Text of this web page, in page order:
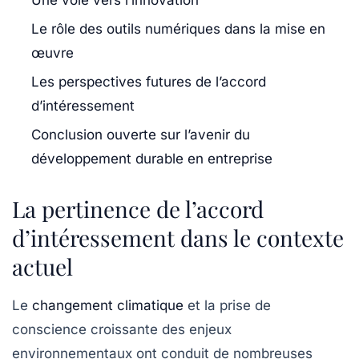
Le rôle des outils numériques dans la mise en
œuvre
Les perspectives futures de l’accord
d’intéressement
Conclusion ouverte sur l’avenir du
développement durable en entreprise
La pertinence de l’accord
d’intéressement dans le contexte
actuel
Le changement climatique et la prise de
conscience croissante des enjeux
environnementaux ont conduit de nombreuses